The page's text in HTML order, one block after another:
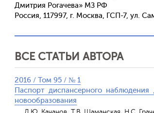
Дмитрия Рогачева» МЗ РФ
Россия, 117997, г. Москва, ГСП-7, ул.
ВСЕ СТАТЬИ АВТОРА
2016 / Том 95 / № 1
Паспорт диспансерного
новообразования